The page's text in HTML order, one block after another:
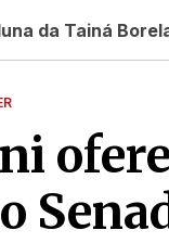
da Tainá